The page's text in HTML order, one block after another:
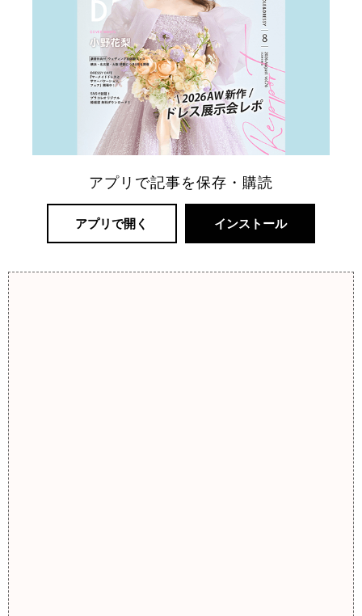
アプリで記事を保存・購読
アプリで開く インストール